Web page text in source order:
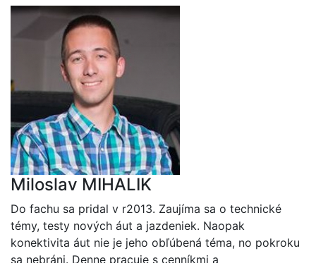
Miloslav MIHALIK
Do fachu sa pridal v r2013. Zaujíma sa o technické
témy, testy nových áut a jazdeniek. Naopak
konektivita áut nie je jeho obľúbená téma, no pokroku
sa nebráni. Denne pracuje s cenníkmi a